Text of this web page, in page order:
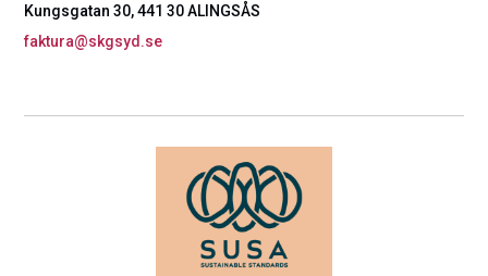
Kungsgatan 30, 441 30 ALINGSÅS
faktura@skgsyd.se